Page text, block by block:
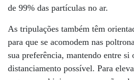
de 99% das partículas no ar.
As tripulações também têm
para que se acomodem nas
sua preferência, mantendo entre si
distanciamento possível. Para